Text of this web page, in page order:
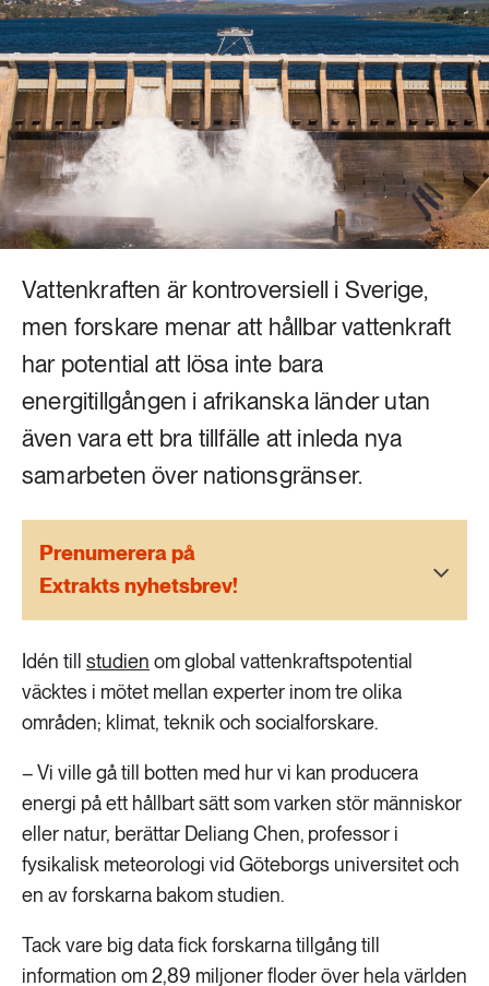
Mat & jordbruk
Skog
Social hållbarhet
Transport
Vatten
252 ARTIKLAR
Landsbygd
939 ARTIKLAR
Livsstil & konsumtion
612 ARTIKLAR
Mat & jordbruk
262 ARTIKLAR
Skog
360 ARTIKLAR
Social hållbarhet
Transport
473 ARTIKLAR
Vattenkraften är kontroversiell i Sverige,
men forskare menar att hållbar vattenkraft
har potential att lösa inte bara
energitillgången i afrikanska länder utan
även vara ett bra tillfälle att inleda nya
samarbeten över nationsgränser.
Prenumerera på
Extrakts nyhetsbrev!
Idén till studien om global vattenkraftspotential
väcktes i mötet mellan experter inom tre olika
områden; klimat, teknik och socialforskare.
– Vi ville gå till botten med hur vi kan producera
energi på ett hållbart sätt som varken stör människor
eller natur, berättar Deliang Chen, professor i
fysikalisk meteorologi vid Göteborgs universitet och
en av forskarna bakom studien.
Tack vare big data fick forskarna tillgång till
information om 2,89 miljoner floder över hela världen